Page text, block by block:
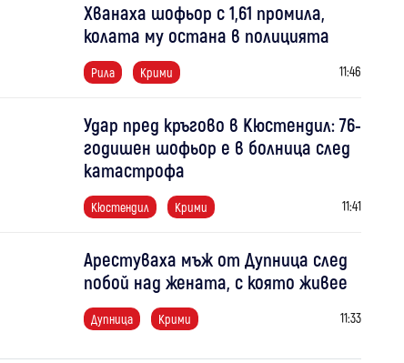
Хванаха шофьор с 1,61 промила,
колата му остана в полицията
Рила Крими 11:46
Удар пред кръгово в Кюстендил: 76-
годишен шофьор е в болница след
катастрофа
Кюстендил Крими 11:41
Арестуваха мъж от Дупница след
побой над жената, с която живее
Дупница Крими 11:33